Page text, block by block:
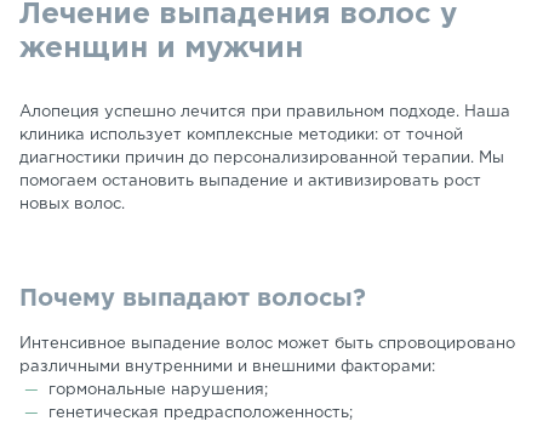
Лечение выпадения волос у
женщин и мужчин
Алопеция успешно лечится при правильном подходе. Наша
клиника использует комплексные методики: от точной
диагностики причин до персонализированной терапии. Мы
помогаем остановить выпадение и активизировать рост
новых волос.
Почему выпадают волосы?
Интенсивное выпадение волос может быть спровоцировано
различными внутренними и внешними факторами:
гормональные нарушения;
генетическая предрасположенность;